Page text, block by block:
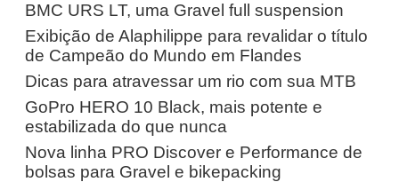
BMC URS LT, uma Gravel full suspension
Exibição de Alaphilippe para revalidar o título
de Campeão do Mundo em Flandes
Dicas para atravessar um rio com sua MTB
GoPro HERO 10 Black, mais potente e
estabilizada do que nunca
Nova linha PRO Discover e Performance de
bolsas para Gravel e bikepacking